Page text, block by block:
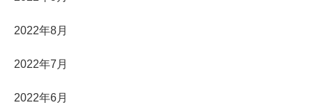
2022年8月
2022年7月
2022年6月